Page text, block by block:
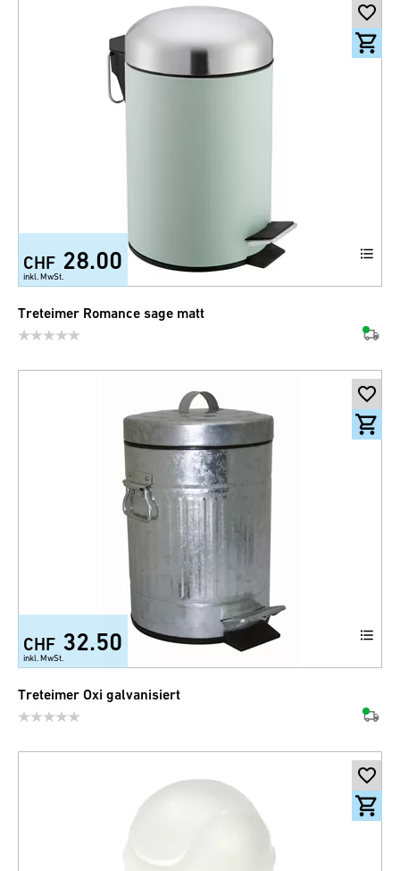
CHF 28.00
inkl. MwSt.
Treteimer Romance sage matt
CHF 32.50
inkl. MwSt.
Treteimer Oxi galvanisiert